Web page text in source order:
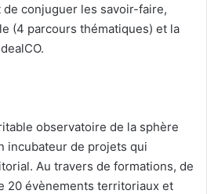
conjuguer les savoir-faire,
(4 parcours thématiques) et la
observatoire de la sphère
incubateur de projets qui
Au travers de formations, de
20 évènements territoriaux et